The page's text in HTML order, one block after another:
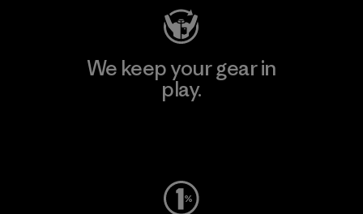
We keep your gear in
play.